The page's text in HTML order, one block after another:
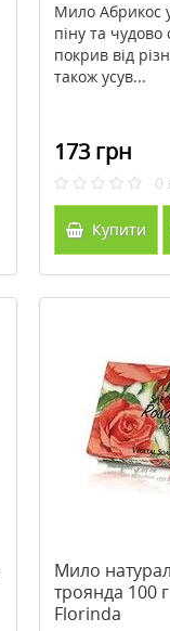
Мило Абрикос
піну та
покрив від
також усув...
173 грн
0
Купити
Мило
троянда 100
Florinda